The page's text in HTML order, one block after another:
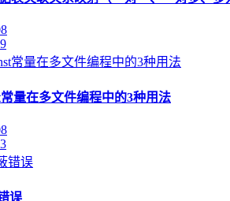
量在多文件编程中的3种用法
误